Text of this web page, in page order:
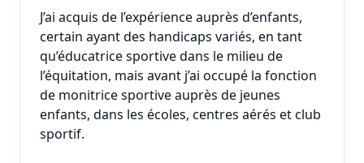
J’ai acquis de l’expérience auprès d’enfants,
certain ayant des handicaps variés, en tant
qu’éducatrice sportive dans le milieu de
l’équitation, mais avant j’ai occupé la fonction
de monitrice sportive auprès de jeunes
enfants, dans les écoles, centres aérés et club
sportif.